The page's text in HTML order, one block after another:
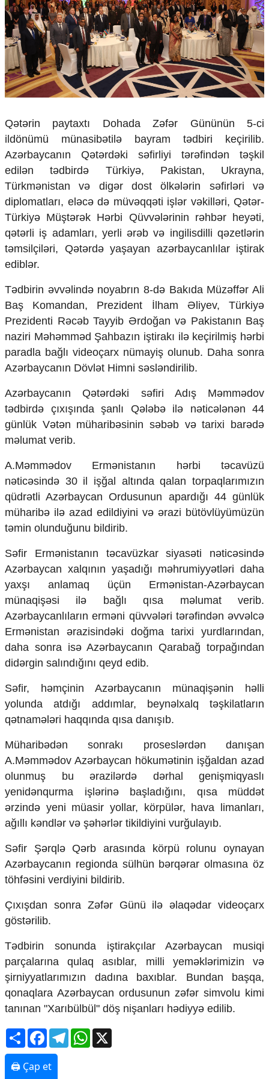
Çarpaz baxış
Təhlil
Siyasi
Geosiyasi
İqtisadi
Sosioloji
Multimedia
Foto
Video
İnfoqrafika
Podcast
Humanitar
Elm və təhsil
Mədəniyyət
Diaspor
Yüksəliş hekayəsi
Zəfər Diasporu
Səhiyyə
Ailə və uşaq
Turizm
İqtisadiyyat
İqtisadi xəbərlər
Energetika
Neft-qaz
Əmək və sosial siyasət
Kənd təsərrüfatı
Hərbi sənaye
COP29
Cəmiyyət
Crossmedia.az - 1 yaş
Siyasət
Ekologiya
Zəfər - 5
Gənclər və İdman
Media və QHT
Hadisə
Sağlamlıq
Sosium
Mənəvi dəyərlər
Texnologiya
Mətbuat-150
Əlaqə
Missiyamız
Qətərin paytaxtı Dohada Zəfər Gününün 5-ci
ildönümü münasibətilə bayram tədbiri keçirilib.
Azərbaycanın Qətərdəki səfirliyi tərəfindən təşkil
edilən tədbirdə Türkiyə, Pakistan, Ukrayna,
Türkmənistan və digər dost ölkələrin səfirləri və
diplomatları, eləcə də müvəqqəti işlər vəkilləri, Qətər-
Türkiyə Müştərək Hərbi Qüvvələrinin rəhbər heyəti,
qətərli iş adamları, yerli ərəb və ingilisdilli qəzetlərin
təmsilçiləri, Qətərdə yaşayan azərbaycanlılar iştirak
ediblər.
Tədbirin əvvəlində noyabrın 8-də Bakıda Müzəffər Ali
Baş Komandan, Prezident İlham Əliyev, Türkiyə
Prezidenti Rəcəb Tayyib Ərdoğan və Pakistanın Baş
naziri Məhəmməd Şahbazın iştirakı ilə keçirilmiş hərbi
paradla bağlı videoçarx nümayiş olunub. Daha sonra
Azərbaycanın Dövlət Himni səsləndirilib.
Azərbaycanın Qətərdəki səfiri Adış Məmmədov
tədbirdə çıxışında şanlı Qələbə ilə nəticələnən 44
günlük Vətən müharibəsinin səbəb və tarixi barədə
məlumat verib.
A.Məmmədov Ermənistanın hərbi təcavüzü
nəticəsində 30 il işğal altında qalan torpaqlarımızın
qüdrətli Azərbaycan Ordusunun apardığı 44 günlük
müharibə ilə azad edildiyini və ərazi bütövlüyümüzün
təmin olunduğunu bildirib.
Səfir Ermənistanın təcavüzkar siyasəti nəticəsində
Azərbaycan xalqının yaşadığı məhrumiyyətləri daha
yaxşı anlamaq üçün Ermənistan-Azərbaycan
münaqişəsi ilə bağlı qısa məlumat verib.
Azərbaycanlıların erməni qüvvələri tərəfindən əvvəlcə
Ermənistan ərazisindəki doğma tarixi yurdlarından,
daha sonra isə Azərbaycanın Qarabağ torpağından
didərgin salındığını qeyd edib.
Səfir, həmçinin Azərbaycanın münaqişənin həlli
yolunda atdığı addımlar, beynəlxalq təşkilatların
qətnamələri haqqında qısa danışıb.
Müharibədən sonrakı proseslərdən danışan
A.Məmmədov Azərbaycan hökumətinin işğaldan azad
olunmuş bu ərazilərdə dərhal genişmiqyaslı
yenidənqurma işlərinə başladığını, qısa müddət
ərzində yeni müasir yollar, körpülər, hava limanları,
ağıllı kəndlər və şəhərlər tikildiyini vurğulayıb.
Səfir Şərqlə Qərb arasında körpü rolunu oynayan
Azərbaycanın regionda sülhün bərqərar olmasına öz
töhfəsini verdiyini bildirib.
Çıxışdan sonra Zəfər Günü ilə əlaqədar videoçarx
göstərilib.
Tədbirin sonunda iştirakçılar Azərbaycan musiqi
parçalarına qulaq asıblar, milli yeməklərimizin və
şirniyyatlarımızın dadına baxıblar. Bundan başqa,
qonaqlara Azərbaycan ordusunun zəfər simvolu kimi
tanınan "Xarıbülbül" döş nişanları hədiyyə edilib.
ShareFacebookTelegramWhatsApp
🖨 Çap et